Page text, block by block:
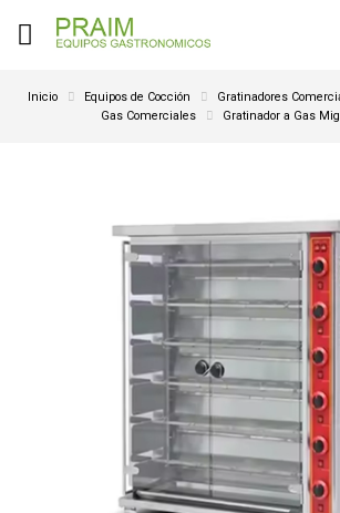
Inicio Equipos de Cocción Gratinadores
Gas Comerciales
Gratinador a Gas